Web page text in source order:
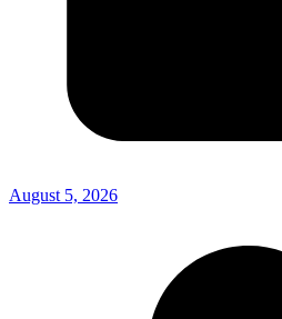
August 5, 2026